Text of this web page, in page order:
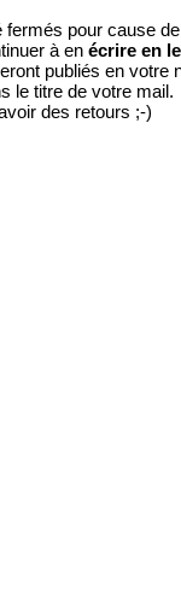
fermés pour cause
à en écrire en
publiés en votre
le titre de votre mail.
des retours ;-)